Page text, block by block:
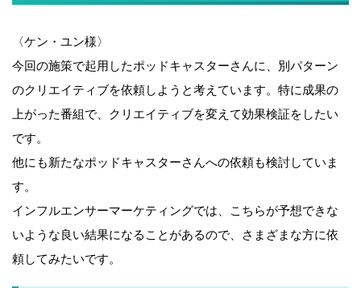
〈ケン・ユン様〉
今回の施策で起用したポッドキャスターさんに、別パターン
のクリエイティブを依頼しようと考えています。特に成果の
上がった番組で、クリエイティブを変えて効果検証をしたい
です。
他にも新たなポッドキャスターさんへの依頼も検討していま
す。
インフルエンサーマーケティングでは、こちらが予想できな
いような良い結果になることがあるので、さまざまな方に依
頼してみたいです。